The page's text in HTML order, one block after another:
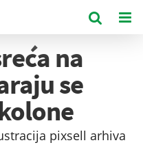
na
se
pixsell arhiva